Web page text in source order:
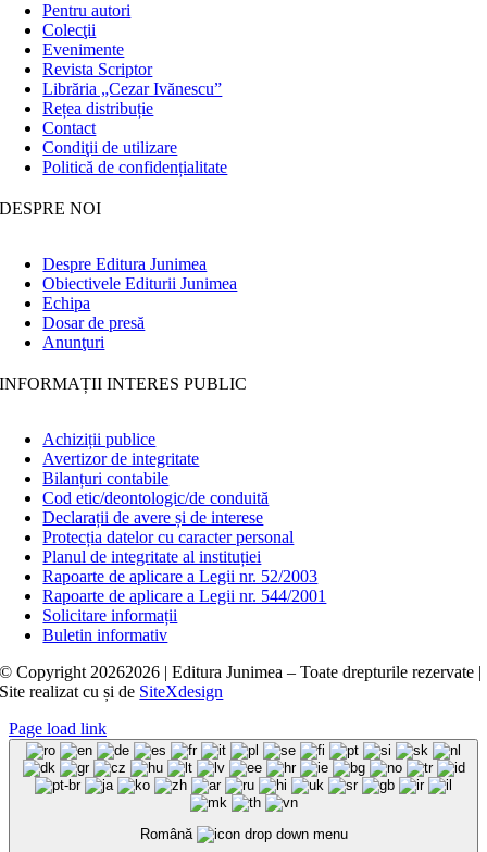
Pentru autori
Colecţii
Evenimente
Revista Scriptor
Librăria „Cezar Ivănescu”
Rețea distribuție
Contact
Condiţii de utilizare
Politică de confidențialitate
DESPRE NOI
Despre Editura Junimea
Obiectivele Editurii Junimea
Echipa
Dosar de presă
Anunţuri
INFORMAȚII INTERES PUBLIC
Achiziții publice
Avertizor de integritate
Bilanțuri contabile
Cod etic/deontologic/de conduită
Declarații de avere și de interese
Protecția datelor cu caracter personal
Planul de integritate al instituției
Rapoarte de aplicare a Legii nr. 52/2003
Rapoarte de aplicare a Legii nr. 544/2001
Solicitare informații
Buletin informativ
© Copyright 20262026 | Editura Junimea – Toate drepturile rezervate |
Site realizat cușide SiteXdesign
Page load link
Română